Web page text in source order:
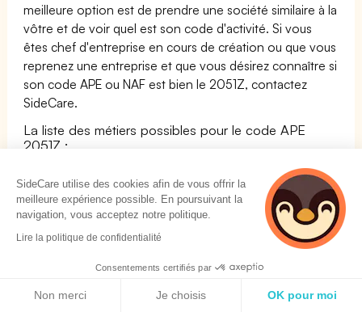
meilleure option est de prendre une société similaire à la
vôtre et de voir quel est son code d'activité. Si vous
êtes chef d'entreprise en cours de création ou que vous
reprenez une entreprise et que vous désirez connaître si
son code APE ou NAF est bien le 2051Z, contactez
SideCare.
La liste des métiers possibles pour le code APE
2051Z :
Famille
Affûteur / Affûteuse de fraises
INDUSTRIE
INSTALLATION
MAINTENANCE
Parfumeur / Parfumeuse
INDUSTRIE
SideCare utilise des cookies afin de vous offrir la
meilleure expérience possible. En poursuivant la
navigation, vous acceptez notre politique.
Lire la politique de confidentialité
Consentements certifiés par
Non merci Je choisis OK pour moi